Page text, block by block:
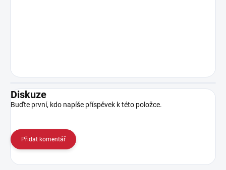
Diskuze
Buďte první, kdo napíše příspěvek k této položce.
Přidat komentář